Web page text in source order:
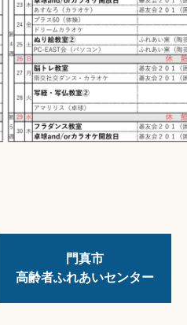
門真市
高齢者ふれあいセンター